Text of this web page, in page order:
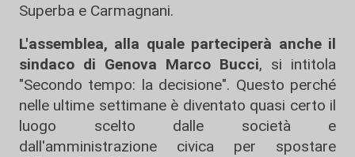
Superba e Carmagnani.
L'assemblea, alla quale parteciperà anche il
sindaco di Genova Marco Bucci, si intitola
"Secondo tempo: la decisione". Questo perché
nelle ultime settimane è diventato quasi certo il
luogo scelto dalle società e
dall'amministrazione civica per spostare